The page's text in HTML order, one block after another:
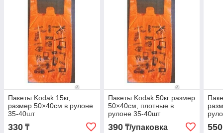
Пакеты Kodak 15кг,
размер 50×40см в рулоне
35-40шт
330 ₸
Пакеты Kodak 50кг размер
50×40см, плотные в
рулоне 35-40шт
390₸/упаковка 550